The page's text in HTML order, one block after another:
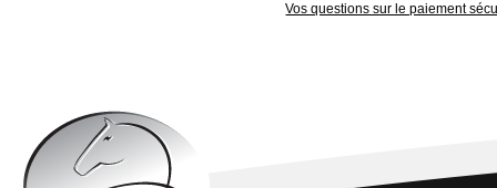
Vos questions sur le paiement